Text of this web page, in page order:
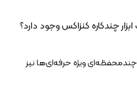
ویژه حرفه‌ای‌ها نیز